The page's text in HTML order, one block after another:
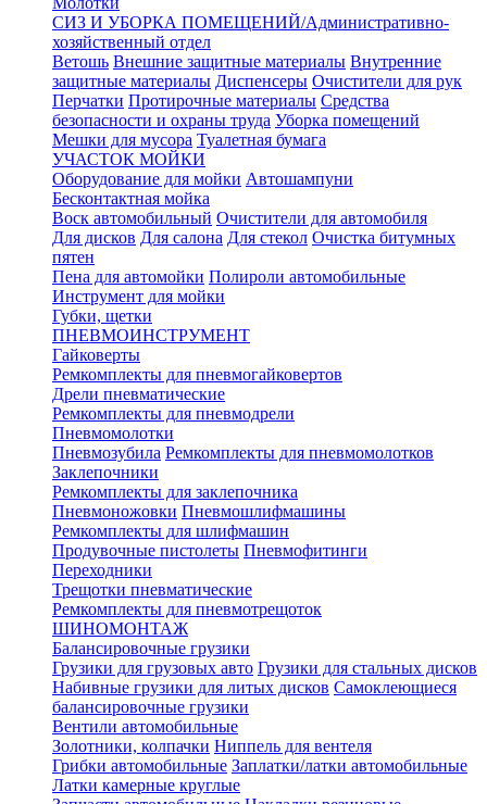
СИЗ И УБОРКА ПОМЕЩЕНИЙ/Административно-
хозяйственный отдел
Ветошь Внешние защитные материалы Внутренние
защитные материалы Диспенсеры Очистители для рук
Перчатки Протирочные материалы Средства
безопасности и охраны труда Уборка помещений
Мешки для мусора Туалетная бумага
УЧАСТОК МОЙКИ
Оборудование для мойки Автошампуни
Бесконтактная мойка
Воск автомобильный Очистители для автомобиля
Для дисков Для салона Для стекол Очистка битумных
пятен
Пена для автомойки Полироли автомобильные
Инструмент для мойки
Губки, щетки
ПНЕВМОИНСТРУМЕНТ
Гайковерты
Ремкомплекты для пневмогайковертов
Дрели пневматические
Ремкомплекты для пневмодрели
Пневмомолотки
Пневмозубила Ремкомплекты для пневмомолотков
Заклепочники
Ремкомплекты для заклепочника
Пневмоножовки Пневмошлифмашины
Ремкомплекты для шлифмашин
Продувочные пистолеты Пневмофитинги
Переходники
Трещотки пневматические
Ремкомплекты для пневмотрещоток
ШИНОМОНТАЖ
Балансировочные грузики
Грузики для грузовых авто Грузики для стальных дисков
Набивные грузики для литых дисков Самоклеющиеся
балансировочные грузики
Вентили автомобильные
Золотники, колпачки Ниппель для вентеля
Грибки автомобильные Заплатки/латки автомобильные
Латки камерные круглые